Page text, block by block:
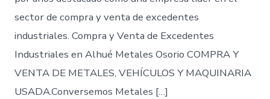
sector de compra y venta de excedentes
industriales. Compra y Venta de Excedentes
Industriales en Alhué Metales Osorio COMPRA Y
VENTA DE METALES, VEHÍCULOS Y MAQUINARIA
USADA.Conversemos Metales […]